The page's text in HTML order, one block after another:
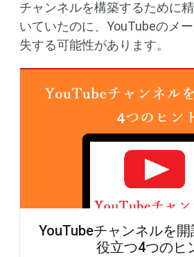
チャンネルを構築するために
いていたのに、YouTubeのメ
失する可能性があります。
YouTubeチャンネルを
役立つ4つのヒ